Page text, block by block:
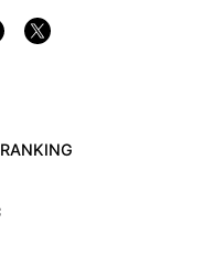
RANKING